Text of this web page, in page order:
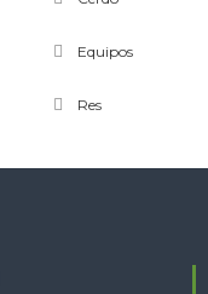
Equipos
Res